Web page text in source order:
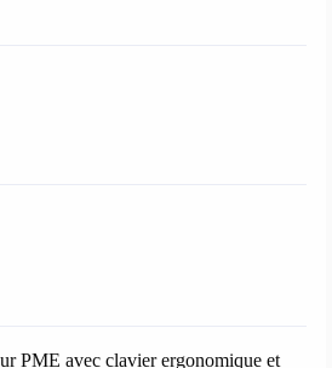
PME avec clavier ergonomique et